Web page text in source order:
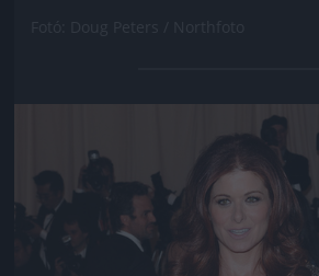
Jön még kép!